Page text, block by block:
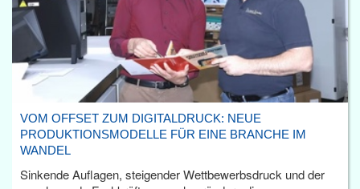
VOM OFFSET ZUM DIGITALDRUCK: NEUE
PRODUKTIONSMODELLE FÜR EINE BRANCHE IM
WANDEL
Sinkende Auflagen, steigender Wettbewerbsdruck und der